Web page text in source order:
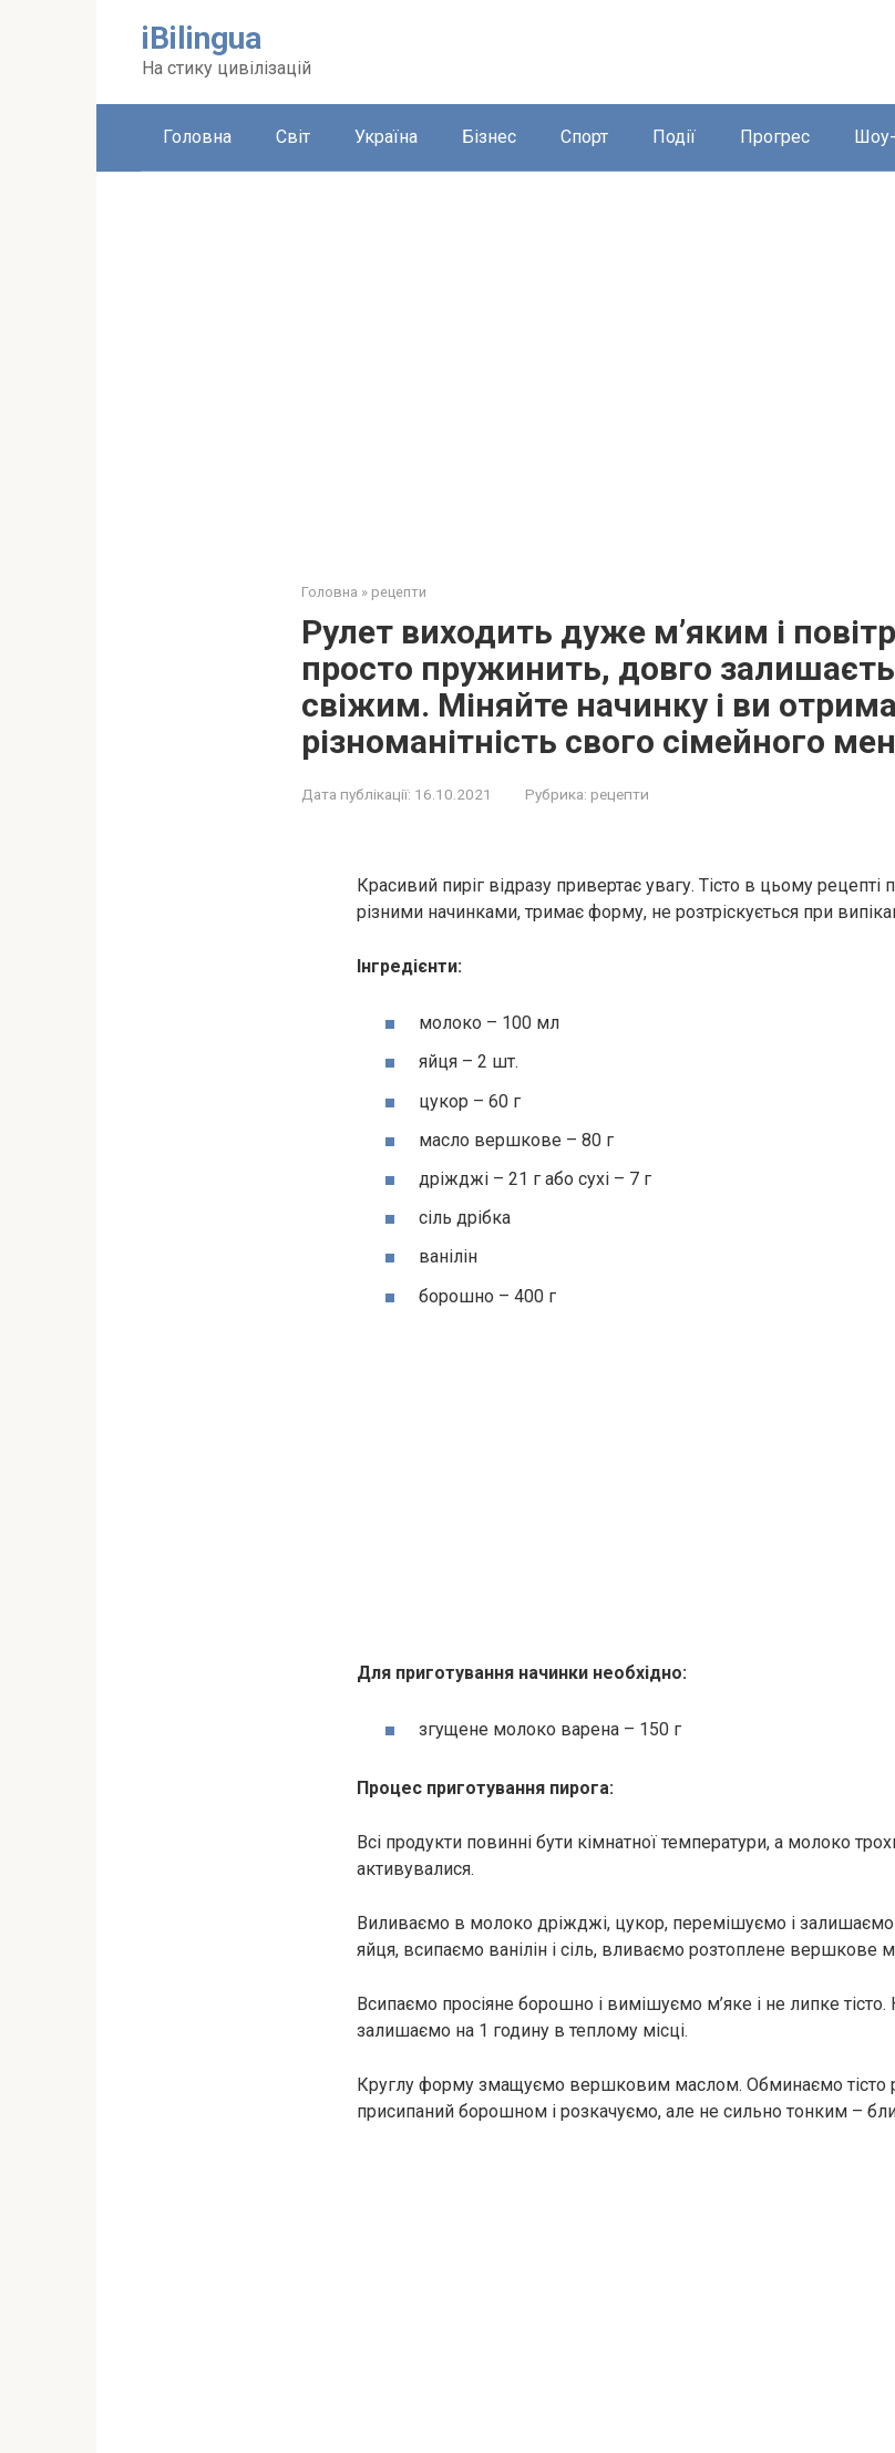
iBilingua
На стику цивілізацій
Головна Світ Україна Бізнес Спорт Події Прогрес Шоу-
Головна » рецепти
Рулет виходить дуже м’яким і
просто пружинить, довго
свіжим. Міняйте начинку і ви
різноманітність свого сімейного
Дата публікації: 16.10.2021 Рубрика: рецепти
Красивий пиріг відразу привертає увагу. Тісто в цьому рецепті
різними начинками, тримає форму, не розтріскується при
Інгредієнти:
молоко – 100 мл
яйця – 2 шт.
цукор – 60 г
масло вершкове – 80 г
дріжджі – 21 г або сухі – 7 г
сіль дрібка
ванілін
борошно – 400 г
Для приготування начинки необхідно:
згущене молоко варена – 150 г
Процес приготування пирога:
Всі продукти повинні бути кімнатної температури, а молоко
активувалися.
Виливаємо в молоко дріжджі, цукор, перемішуємо і
яйця, всипаємо ванілін і сіль, вливаємо розтоплене вершкове
Всипаємо просіяне борошно і вимішуємо м’яке і не липке тісто.
залишаємо на 1 годину в теплому місці.
Круглу форму змащуємо вершковим маслом. Обминаємо тісто
присипаний борошном і розкачуємо, але не сильно тонким –